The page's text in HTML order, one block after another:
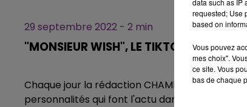
29 septembre 2022 - 2 min
"MONSIEUR WISH", LE TIKTOKEUR
Chaque jour la rédaction CHAMPAGNE FM,
personnalités qui font l'actu dans notre région.
requested; Use
based on
Vous pouvez
mes choix".
ce site. Vous
bas de chaque